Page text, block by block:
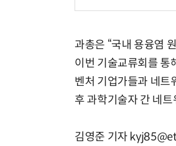
과총은 “국내 용융염
이번 기술교류회를 통
벤처 기업가들과 네트
후 과학기술자 간 네
김영준 기자